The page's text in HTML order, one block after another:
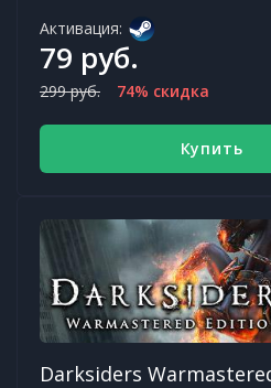
Активация:
79 руб.
299 руб. 74% скидка
Купить
Darksiders